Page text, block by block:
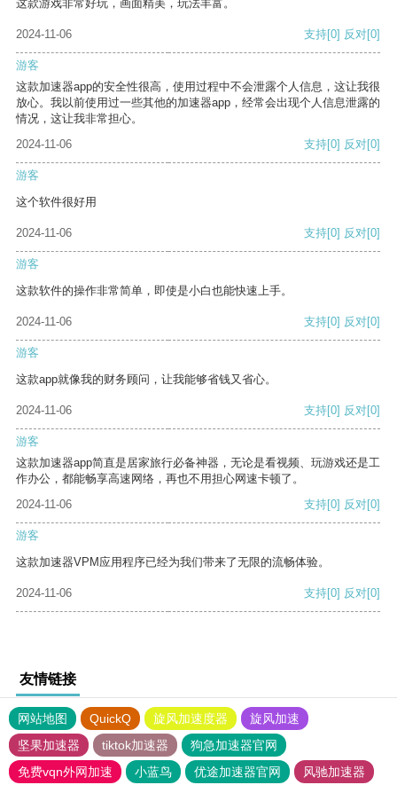
这款游戏非常好玩，画面精美，玩法丰富。
2024-11-06 支持[0] 反对[0]
游客
这款加速器app的安全性很高，使用过程中不会泄露个人信息，这让我很
放心。我以前使用过一些其他的加速器app，经常会出现个人信息泄露的
情况，这让我非常担心。
2024-11-06
支持[0] 反对[0]
游客
这个软件很好用
2024-11-06 支持[0] 反对[0]
游客
这款软件的操作非常简单，即使是小白也能快速上手。
2024-11-06 支持[0] 反对[0]
游客
这款app就像我的财务顾问，让我能够省钱又省心。
2024-11-06 支持[0] 反对[0]
游客
这款加速器app简直是居家旅行必备神器，无论是看视频、玩游戏还是工
作办公，都能畅享高速网络，再也不用担心网速卡顿了。
2024-11-06
支持[0] 反对[0]
游客
这款加速器VPM应用程序已经为我们带来了无限的流畅体验。
2024-11-06 支持[0] 反对[0]
友情链接
网站地图 QuickQ 旋风加速度器
旋风加速
坚果加速器
tiktok加速器
狗急加速器官网
免费vqn外网加速
小蓝鸟 优途加速器官网
风驰加速器